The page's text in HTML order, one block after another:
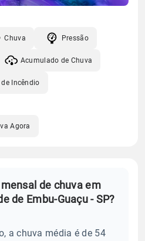
Chuva Pressão
Acumulado de Chuva
de Incêndio
Agora
de chuva em
de Embu-Guaçu - SP?
a chuva média é de 54